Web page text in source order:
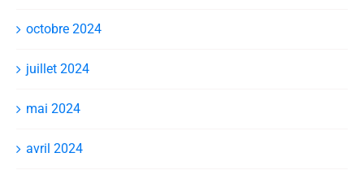
octobre 2024
juillet 2024
mai 2024
avril 2024